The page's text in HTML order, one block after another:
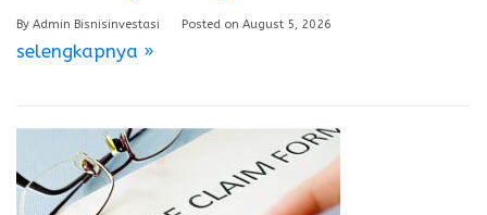
By Admin Bisnisinvestasi Posted on August 5, 2026
selengkapnya »